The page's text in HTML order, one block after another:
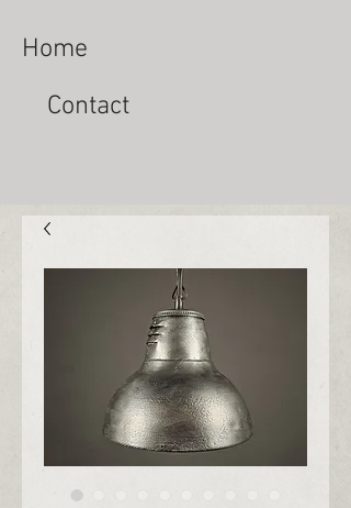
Home
Contact